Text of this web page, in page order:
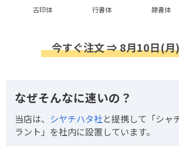
古印体 行書体 隷書体
今すぐ注文 ⇒ 8月10日(月
なぜそんなに速いの？
当店は、 シヤチハタ社と提携して「シャ
ラント」を社内に設置しています。